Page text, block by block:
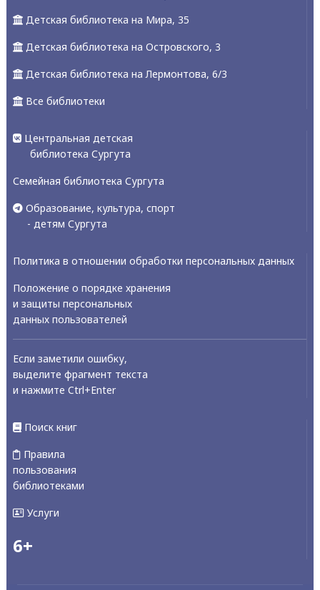
Детская библиотека на Мира, 35
Детская библиотека на Островского, 3
Детская библиотека на Лермонтова, 6/3
Все библиотеки
Центральная детская
библиотека Сургута
Семейная библиотека Сургута
Образование, культура, спорт
- детям Сургута
Политика в отношении обработки персональных данных
Положение о порядке хранения
и защиты персональных
данных пользователей
Если заметили ошибку,
выделите фрагмент текста
и нажмите Ctrl+Enter
Поиск книг
Правила
пользования
библиотеками
Услуги
6+